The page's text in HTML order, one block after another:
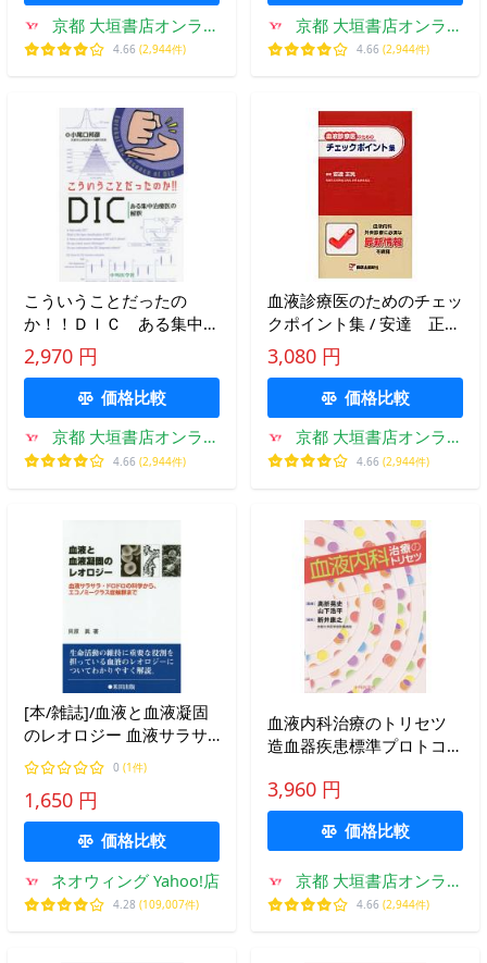
京都 大垣書店オンライ
ン
4.66 (2,944件)
京都 大垣書店オンライ
ン
4.66 (2,944件)
こういうことだったの
か！！ＤＩＣ ある集中治
療医の解釈 / 小尾口 邦
彦 著
2,970 円
価格比較
京都 大垣書店オンライ
ン
4.66 (2,944件)
血液診療医のためのチェッ
クポイント集 / 安達 正
晃 編著
3,080 円
価格比較
京都 大垣書店オンライ
ン
4.66 (2,944件)
[本/雑誌]/血液と血液凝固
のレオロジー 血液サラサ
ラ・ドロドロの科学から、
エコノミークラス症候群ま
で/貝原眞/著
0 (1件)
1,650 円
価格比較
ネオウィング Yahoo!店
4.28 (109,007件)
血液内科治療のトリセツ
造血器疾患標準プロトコー
3,960 円
価格比較
京都 大垣書店オンライ
ン
4.66 (2,944件)